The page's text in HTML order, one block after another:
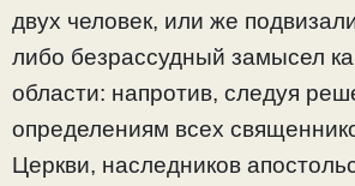
двух человек, или же
либо безрассудный замысел
области: напротив, следуя
определениям всех
Церкви, наследников